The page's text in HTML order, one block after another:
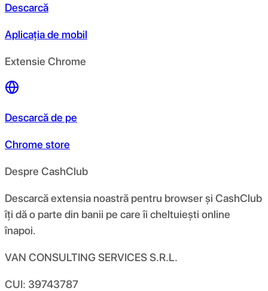
Descarcă
Aplicația de mobil
Extensie Chrome
Descarcă de pe
Chrome store
Despre CashClub
Descarcă extensia noastră pentru browser și CashClub
îți dă o parte din banii pe care îi cheltuiești online
înapoi.
VAN CONSULTING SERVICES S.R.L.
CUI: 39743787